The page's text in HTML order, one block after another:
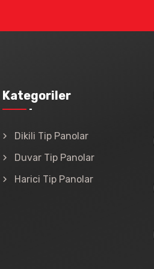
Kategoriler
Dikili Tip Panolar
Duvar Tip Panolar
Harici Tip Panolar